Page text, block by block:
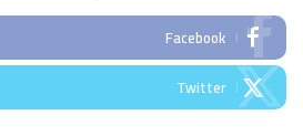
Facebook
Twitter